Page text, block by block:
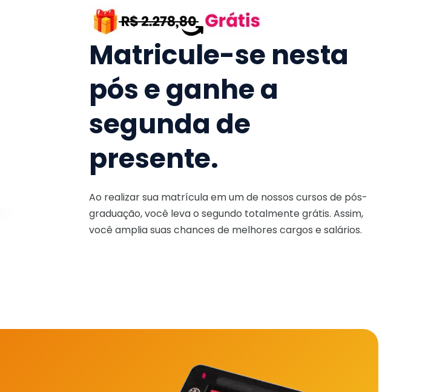
Matricule-se nesta
pós e ganhe a
segunda de
presente.
Ao realizar sua matrícula em um de nossos cursos de pós-
graduação, você leva o segundo totalmente grátis. Assim,
você amplia suas chances de melhores cargos e salários.